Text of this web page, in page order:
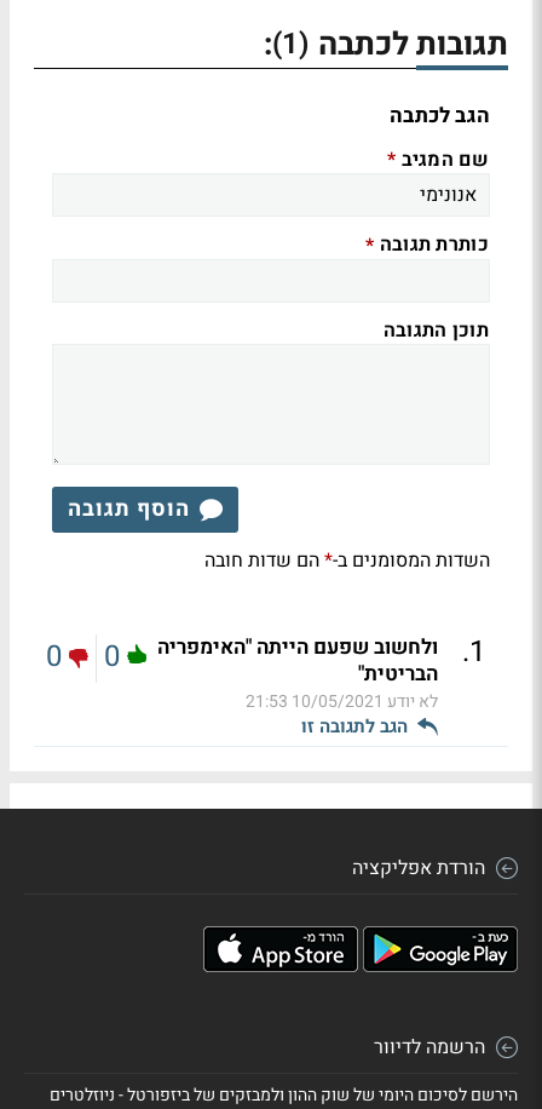
תגובות לכתבה (1)
:
הגב לכתבה
שם המגיב *
כותרת תגובה *
תוכן התגובה
הוסף תגובה
השדות המסומנים ב-*הם שדות חובה
1
.
ולחשוב שפעם הייתה "האימפריה
הבריטית"
לא יודע 10/05/2021 21:53
הגב לתגובה זו
0
0
הורדת אפליקציה
הרשמה לדיוור
הירשם לסיכום היומי של שוק ההון ולמבזקים של ביזפורטל - ניוזלטרים